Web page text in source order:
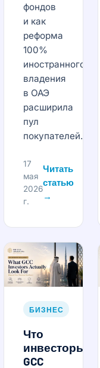
фондов
и как
реформа
100%
иностранного
владения
в ОАЭ
расширила
пул
покупателей.
17
мая
2026
г.
Читать
статью
→
БИЗНЕС
Что
инвесторы
GCC